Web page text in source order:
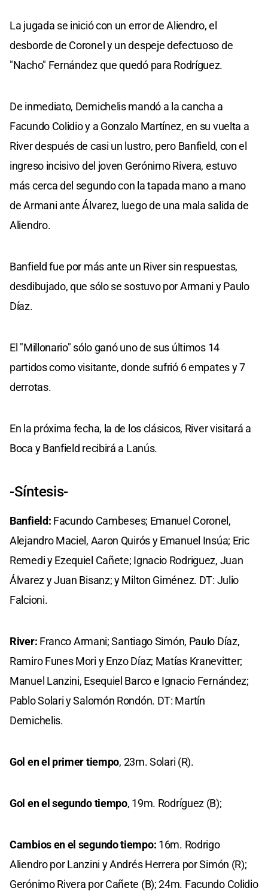
La jugada se inició con un error de Aliendro, el
desborde de Coronel y un despeje defectuoso de
"Nacho" Fernández que quedó para Rodríguez.
De inmediato, Demichelis mandó a la cancha a
Facundo Colidio y a Gonzalo Martínez, en su vuelta a
River después de casi un lustro, pero Banfield, con el
ingreso incisivo del joven Gerónimo Rivera, estuvo
más cerca del segundo con la tapada mano a mano
de Armani ante Álvarez, luego de una mala salida de
Aliendro.
Banfield fue por más ante un River sin respuestas,
desdibujado, que sólo se sostuvo por Armani y Paulo
Díaz.
El "Millonario" sólo ganó uno de sus últimos 14
partidos como visitante, donde sufrió 6 empates y 7
derrotas.
En la próxima fecha, la de los clásicos, River visitará a
Boca y Banfield recibirá a Lanús.
-Síntesis-
Banfield: Facundo Cambeses; Emanuel Coronel,
Alejandro Maciel, Aaron Quirós y Emanuel Insúa; Eric
Remedi y Ezequiel Cañete; Ignacio Rodriguez, Juan
Álvarez y Juan Bisanz; y Milton Giménez. DT: Julio
Falcioni.
River: Franco Armani; Santiago Simón, Paulo Díaz,
Ramiro Funes Mori y Enzo Díaz; Matías Kranevitter;
Manuel Lanzini, Esequiel Barco e Ignacio Fernández;
Pablo Solari y Salomón Rondón. DT: Martín
Demichelis.
Gol en el primer tiempo, 23m. Solari (R).
Gol en el segundo tiempo, 19m. Rodríguez (B);
Cambios en el segundo tiempo: 16m. Rodrigo
Aliendro por Lanzini y Andrés Herrera por Simón (R);
Gerónimo Rivera por Cañete (B); 24m. Facundo Colidio